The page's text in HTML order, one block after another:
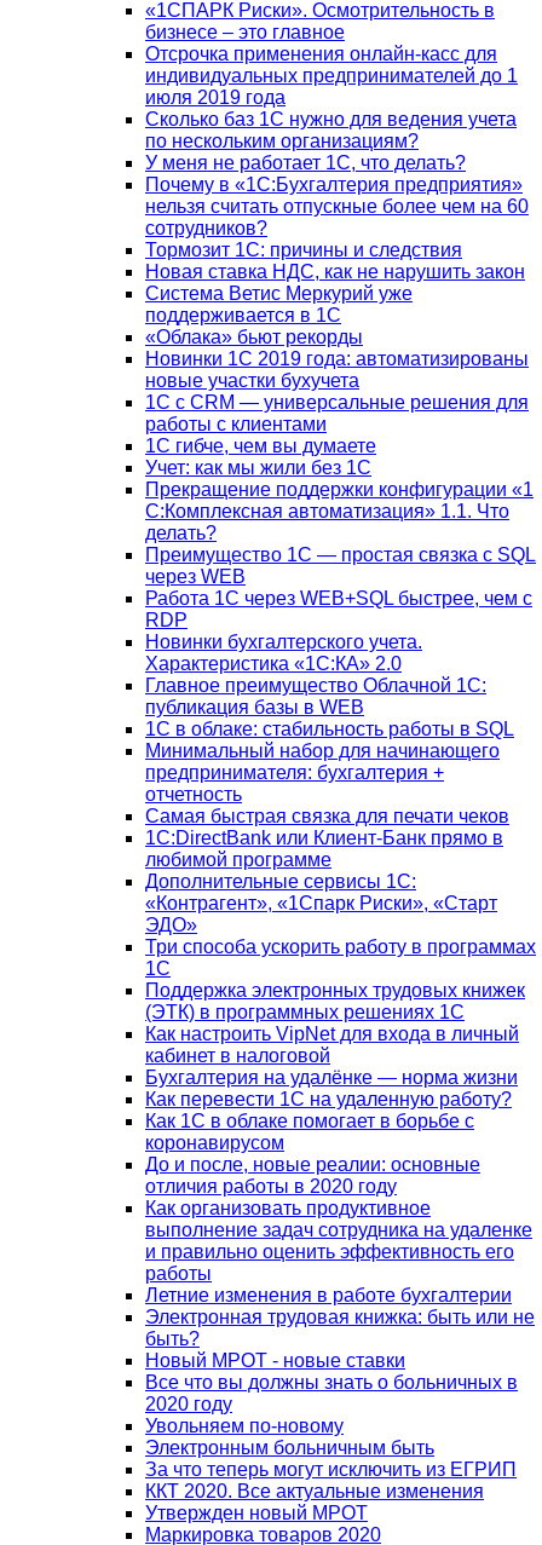
«1СПАРК Риски». Осмотрительность в
бизнесе – это главное
Отсрочка применения онлайн-касс для
индивидуальных предпринимателей до 1
июля 2019 года
Сколько баз 1C нужно для ведения учета
по нескольким организациям?
У меня не работает 1С, что делать?
Почему в «1С:Бухгалтерия предприятия»
нельзя считать отпускные более чем на 60
сотрудников?
Тормозит 1C: причины и следствия
Новая ставка НДС, как не нарушить закон
Система Ветис Меркурий уже
поддерживается в 1С
«Облака» бьют рекорды
Новинки 1С 2019 года: автоматизированы
новые участки бухучета
1С с CRM — универсальные решения для
работы с клиентами
1С гибче, чем вы думаете
Учет: как мы жили без 1С
Прекращение поддержки конфигурации «1
С:Комплексная автоматизация» 1.1. Что
делать?
Преимущество 1С — простая связка с SQL
через WEB
Работа 1С через WEB+SQL быстрее, чем с
RDP
Новинки бухгалтерского учета.
Характеристика «1С:КА» 2.0
Главное преимущество Облачной 1С:
публикация базы в WEB
1С в облаке: стабильность работы в SQL
Минимальный набор для начинающего
предпринимателя: бухгалтерия +
отчетность
Самая быстрая связка для печати чеков
1С:DirectBank или Клиент-Банк прямо в
любимой программе
Дополнительные сервисы 1С:
«Контрагент», «1Спарк Риски», «Старт
ЭДО»
Три способа ускорить работу в программах
1С
Поддержка электронных трудовых книжек
(ЭТК) в программных решениях 1С
Как настроить VipNet для входа в личный
кабинет в налоговой
Бухгалтерия на удалёнке — норма жизни
Как перевести 1С на удаленную работу?
Как 1С в облаке помогает в борьбе с
коронавирусом
До и после, новые реалии: основные
отличия работы в 2020 году
Как организовать продуктивное
выполнение задач сотрудника на удаленке
и правильно оценить эффективность его
работы
Летние изменения в работе бухгалтерии
Электронная трудовая книжка: быть или не
быть?
Новый МРОТ - новые ставки
Все что вы должны знать о больничных в
2020 году
Увольняем по-новому
Электронным больничным быть
За что теперь могут исключить из ЕГРИП
ККТ 2020. Все актуальные изменения
Утвержден новый МРОТ
Маркировка товаров 2020